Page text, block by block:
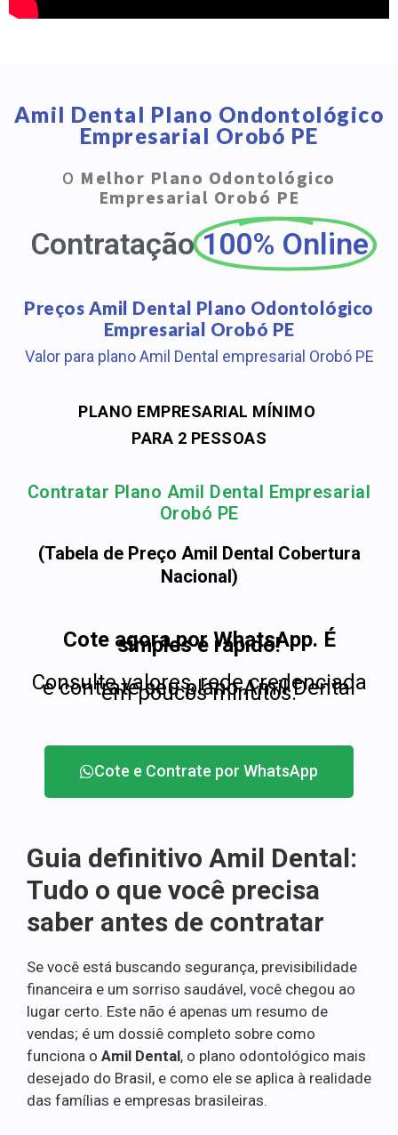
Amil Dental Plano Ondontológico
Empresarial Orobó PE
O Melhor Plano Odontológico
Empresarial Orobó PE
Contratação 100% Online
Preços Amil Dental Plano Odontológico
Empresarial Orobó PE
Valor para plano Amil Dental empresarial Orobó PE
PLANO EMPRESARIAL MÍNIMO
PARA 2 PESSOAS
Contratar Plano Amil Dental Empresarial
Orobó PE
(Tabela de Preço Amil Dental Cobertura
Nacional)
Cote agora por WhatsApp. É
simples e rápido!
Consulte valores, rede credenciada
e contrate seu plano Amil Dental
em poucos minutos.
Cote e Contrate por WhatsApp
Guia definitivo Amil Dental:
Tudo o que você precisa
saber antes de contratar
Se você está buscando segurança, previsibilidade
financeira e um sorriso saudável, você chegou ao
lugar certo. Este não é apenas um resumo de
vendas; é um dossiê completo sobre como
funciona o Amil Dental, o plano odontológico mais
desejado do Brasil, e como ele se aplica à realidade
das famílias e empresas brasileiras.